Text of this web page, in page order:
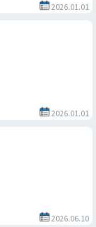
2026.01.01
2026.01.01
2026.06.10